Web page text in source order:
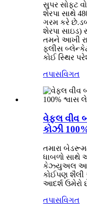
સુપર સોફ્ટ
શેરપા સાથે
ગરમ કરે
શેરપા સાઇડ)
તમને આખી
ફ્લીસ
કોઈ સ્થિર
તપાસવિગત
વેફલ વીવ
કોઝી
તમારા
ધાબળો સાથે
કેઝ્યુઅલ
કોઈપણ
આદર્શ ઉમેરો
તપાસવિગત